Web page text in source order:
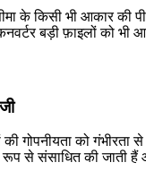
के किसी भी आकार की
बड़ी फ़ाइलों को भी
गोपनीयता को
रूप से संसाधित की जाती हैं